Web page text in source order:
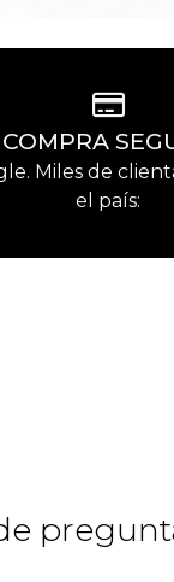
COMPRA
Miles de
el país: